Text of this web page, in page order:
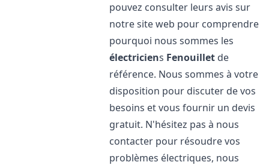
pouvez consulter leurs avis sur
notre site web pour comprendre
pourquoi nous sommes les
électriciens Fenouillet de
référence. Nous sommes à votre
disposition pour discuter de vos
besoins et vous fournir un devis
gratuit. N'hésitez pas à nous
contacter pour résoudre vos
problèmes électriques, nous